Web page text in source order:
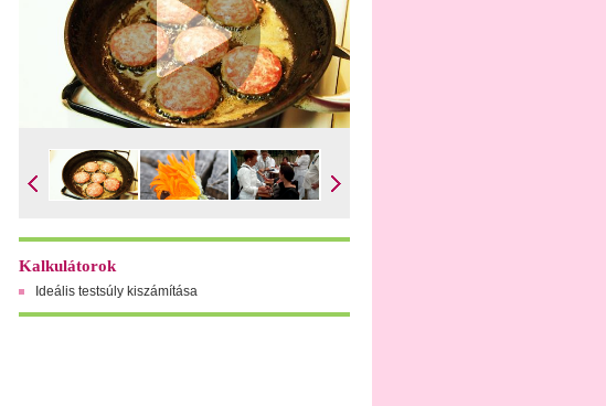
Kalkulátorok
Ideális testsúly kiszámítása